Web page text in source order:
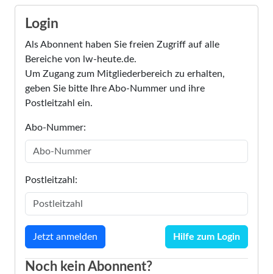
Login
Als Abonnent haben Sie freien Zugriff auf alle
Bereiche von lw-heute.de.
Um Zugang zum Mitgliederbereich zu erhalten,
geben Sie bitte Ihre Abo-Nummer und ihre
Postleitzahl ein.
Abo-Nummer:
Postleitzahl:
Hilfe zum Login
Noch kein Abonnent?